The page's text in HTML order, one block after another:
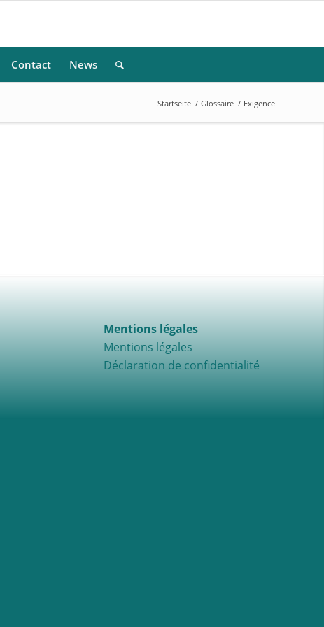
Contact News
Startseite / Glossaire / Exigence
Mentions légales
Mentions légales
Déclaration de confidentialité